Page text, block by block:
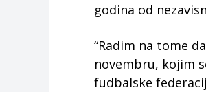
godina od
“Radim na tome
novembru, kojim
fudbalske